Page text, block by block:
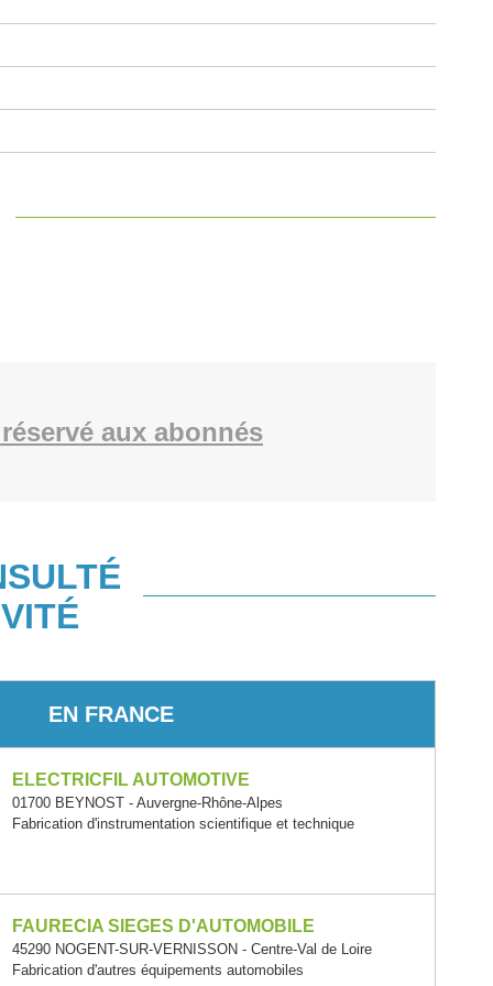
aux abonnés
EN FRANCE
ELECTRICFIL AUTOMOTIVE
01700 BEYNOST - Auvergne-Rhône-Alpes
Fabrication d'instrumentation scientifique et technique
FAURECIA SIEGES D'AUTOMOBILE
45290 NOGENT-SUR-VERNISSON - Centre-Val de Loire
Fabrication d'autres équipements automobiles